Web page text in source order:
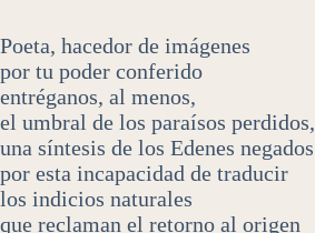
Poeta, hacedor de imágenes
por tu poder conferido
entréganos, al menos,
el umbral de los paraísos perdidos,
una síntesis de los Edenes negados
por esta incapacidad de traducir
los indicios naturales
que reclaman el retorno al origen